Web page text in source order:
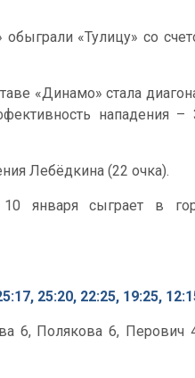
«Тулицу» со
«Динамо» стала
нападения
Лебёдкина (22 очка).
января сыграет в
25:20, 22:25, 19:25,
Полякова 6, Перович